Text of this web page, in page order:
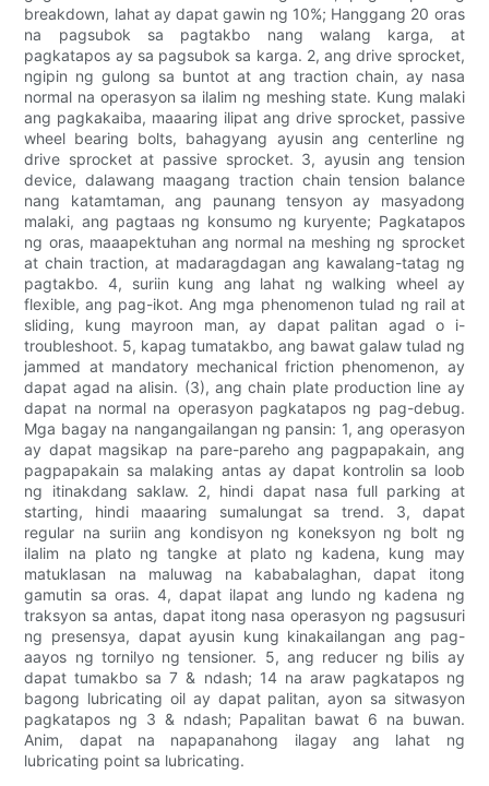
breakdown, lahat ay dapat gawin ng 10%; Hanggang 20 oras
na pagsubok sa pagtakbo nang walang karga, at
pagkatapos ay sa pagsubok sa karga. 2, ang drive sprocket,
ngipin ng gulong sa buntot at ang traction chain, ay nasa
normal na operasyon sa ilalim ng meshing state. Kung malaki
ang pagkakaiba, maaaring ilipat ang drive sprocket, passive
wheel bearing bolts, bahagyang ayusin ang centerline ng
drive sprocket at passive sprocket. 3, ayusin ang tension
device, dalawang maagang traction chain tension balance
nang katamtaman, ang paunang tensyon ay masyadong
malaki, ang pagtaas ng konsumo ng kuryente; Pagkatapos
ng oras, maaapektuhan ang normal na meshing ng sprocket
at chain traction, at madaragdagan ang kawalang-tatag ng
pagtakbo. 4, suriin kung ang lahat ng walking wheel ay
flexible, ang pag-ikot. Ang mga phenomenon tulad ng rail at
sliding, kung mayroon man, ay dapat palitan agad o i-
troubleshoot. 5, kapag tumatakbo, ang bawat galaw tulad ng
jammed at mandatory mechanical friction phenomenon, ay
dapat agad na alisin. (3), ang chain plate production line ay
dapat na normal na operasyon pagkatapos ng pag-debug.
Mga bagay na nangangailangan ng pansin: 1, ang operasyon
ay dapat magsikap na pare-pareho ang pagpapakain, ang
pagpapakain sa malaking antas ay dapat kontrolin sa loob
ng itinakdang saklaw. 2, hindi dapat nasa full parking at
starting, hindi maaaring sumalungat sa trend. 3, dapat
regular na suriin ang kondisyon ng koneksyon ng bolt ng
ilalim na plato ng tangke at plato ng kadena, kung may
matuklasan na maluwag na kababalaghan, dapat itong
gamutin sa oras. 4, dapat ilapat ang lundo ng kadena ng
traksyon sa antas, dapat itong nasa operasyon ng pagsusuri
ng presensya, dapat ayusin kung kinakailangan ang pag-
aayos ng tornilyo ng tensioner. 5, ang reducer ng bilis ay
dapat tumakbo sa 7 & ndash; 14 na araw pagkatapos ng
bagong lubricating oil ay dapat palitan, ayon sa sitwasyon
pagkatapos ng 3 & ndash; Papalitan bawat 6 na buwan.
Anim, dapat na napapanahong ilagay ang lahat ng
lubricating point sa lubricating.